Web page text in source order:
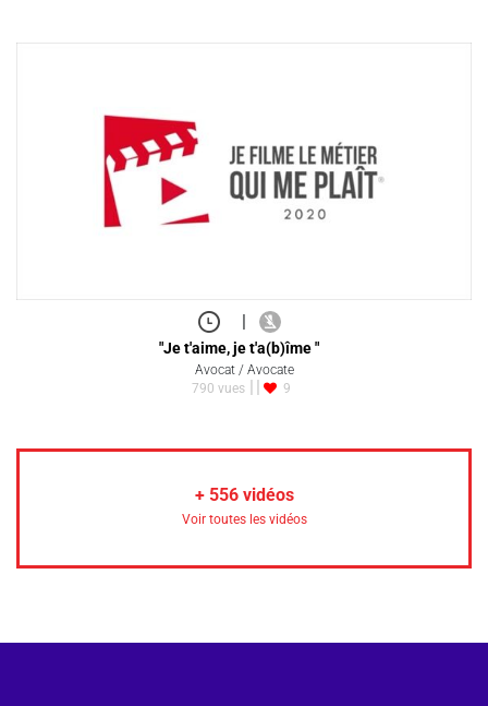
|
"Je t'aime, je t'a(b)îme "
Avocat / Avocate
790 vues
9
+ 556vidéos
Voir toutes les vidéos